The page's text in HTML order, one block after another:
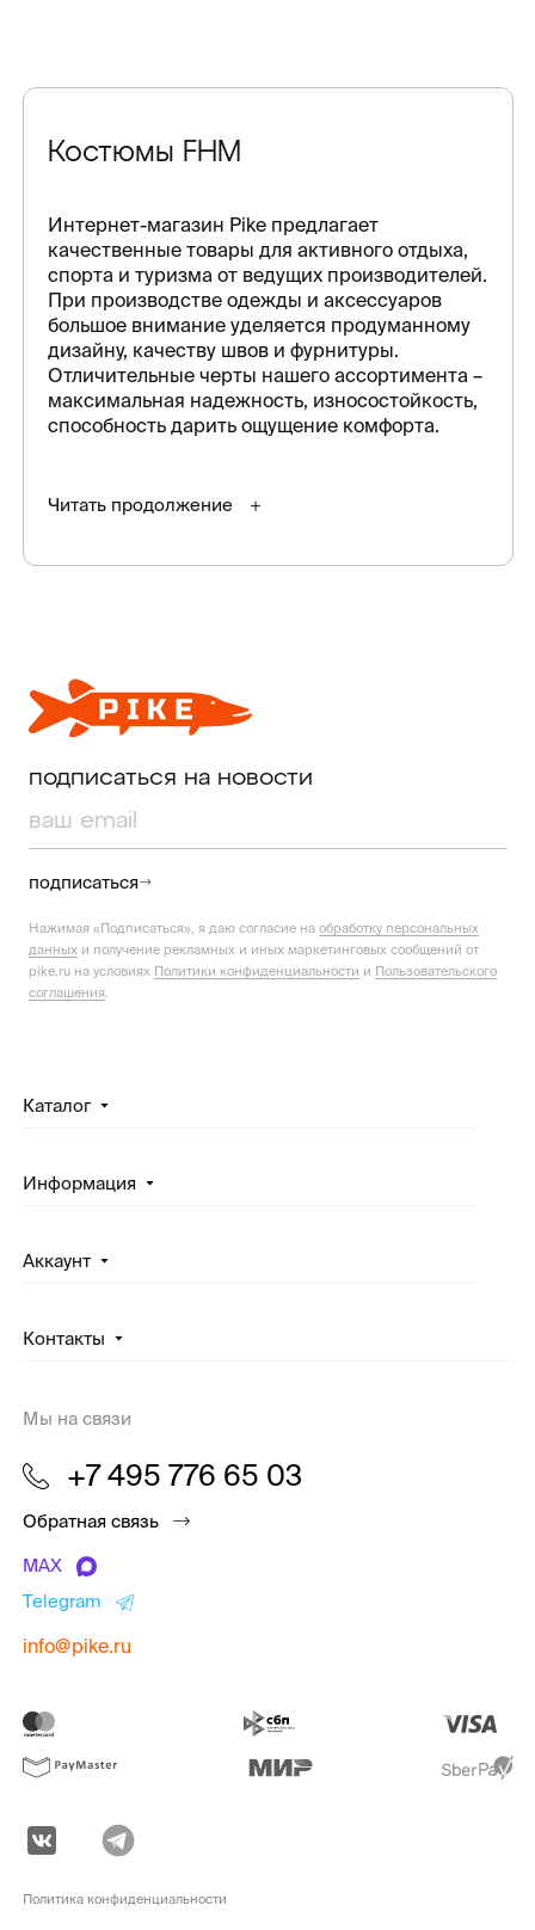
Костюмы FHM
Интернет-магазин Pike предлагает
качественные товары для активного отдыха,
спорта и туризма от ведущих производителей.
При производстве одежды и аксессуаров
большое внимание уделяется продуманному
дизайну, качеству швов и фурнитуры.
Отличительные черты нашего ассортимента –
максимальная надежность, износостойкость,
способность дарить ощущение комфорта.
Читать продолжение
подписаться на новости
подписаться
Нажимая «Подписаться», я даю согласие на обработку персональных
данных и получение рекламных и иных маркетинговых сообщений от
pike.ru на условиях Политики конфиденциальности и Пользовательского
соглашения
Каталог
Информация
Аккаунт
Контакты
Мы на связи
+7 495 776 65 03
Обратная связь
MAX
Telegram
info@pike.ru
Политика конфиденциальности